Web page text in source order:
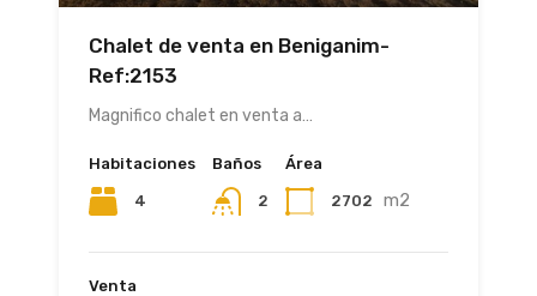
Chalet de venta en Beniganim-
Ref:2153
Magnifico chalet en venta a…
Habitaciones
4
Baños
2
Área
2702 m2
Venta